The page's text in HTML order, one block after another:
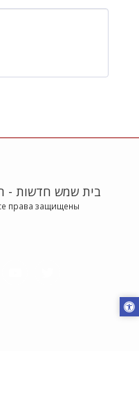
בית שמש חדשות -
права защищены